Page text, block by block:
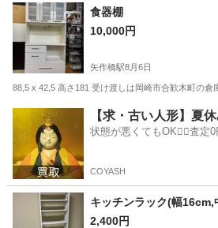
愛知 岡崎市 矢作橋駅
食器棚
10,000円
矢作橋駅8月6日
88,5 x 42,5 高さ181 受け渡しは岡崎市合歓木町の
矢作橋駅 収納家具 食
【求・古い人形】夏
状態が悪くてもOK🙆‍♀️査定0
COYASH
キッチンラック(幅16cm,
2,400円